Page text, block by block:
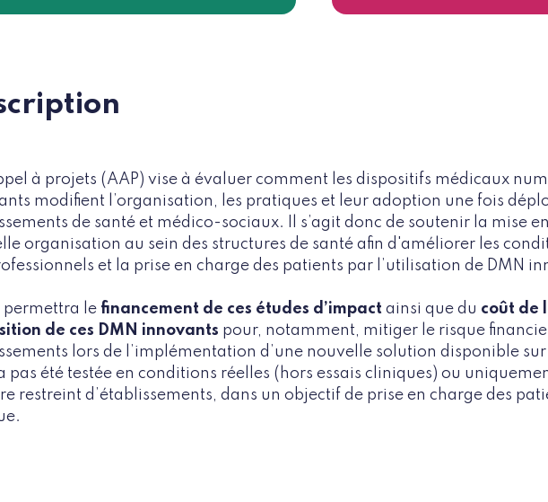
à projets (AAP) vise à évaluer comment les dispositifs médicaux
modifient l’organisation, les pratiques et leur adoption une fois
de santé et médico-sociaux. Il s’agit donc de soutenir la mise
organisation au sein des structures de santé afin d'améliorer les
et la prise en charge des patients par l’utilisation de DMN
permettra le financement de ces études d’impact ainsi que du coût de
de ces DMN innovants pour, notamment, mitiger le risque
lors de l’implémentation d’une nouvelle solution disponible
pas été testée en conditions réelles (hors essais cliniques) ou
restreint d’établissements, dans un objectif de prise en charge des